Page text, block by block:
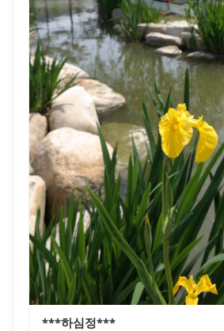
***하심정***